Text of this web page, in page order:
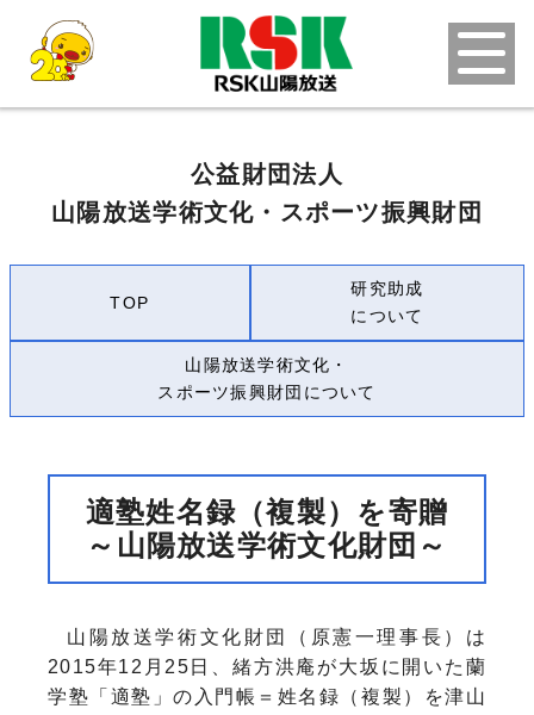
公益財団法人
山陽放送学術文化・スポーツ振興財団
TOP
研究助成
について
山陽放送学術文化・
スポーツ振興財団について
適塾姓名録（複製）を寄贈
～山陽放送学術文化財団～
山陽放送学術文化財団（原憲一理事長）は
2015年12月25日、緒方洪庵が大坂に開いた蘭
学塾「適塾」の入門帳＝姓名録（複製）を津山